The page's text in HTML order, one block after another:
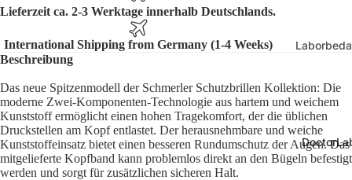
10 mm,
24 x 20
28 x 12
33 x 14
Zubehör
Pipetten
Lieferzeit ca. 2-3 Werktage innerhalb Deutschlands.
International Shipping from Germany (1-4 Weeks)
Beschreibung
Das neue Spitzenmodell der Schmerler Schutzbrillen Kollektion: Die
moderne Zwei-Komponenten-Technologie aus hartem und weichem
Kunststoff ermöglicht einen hohen Tragekomfort, der die üblichen
Druckstellen am Kopf entlastet. Der herausnehmbare und weiche
Kunststoffeinsatz bietet einen besseren Rundumschutz der Augen. Das
mitgelieferte Kopfband kann problemlos direkt an den Bügeln befestigt
werden und sorgt für zusätzlichen sicheren Halt.